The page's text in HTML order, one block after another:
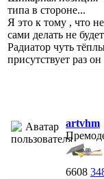
типа в стороне...
Я это к тому , что
сами делать не
Радиатор чуть
присутствует раз
artvhm
6608